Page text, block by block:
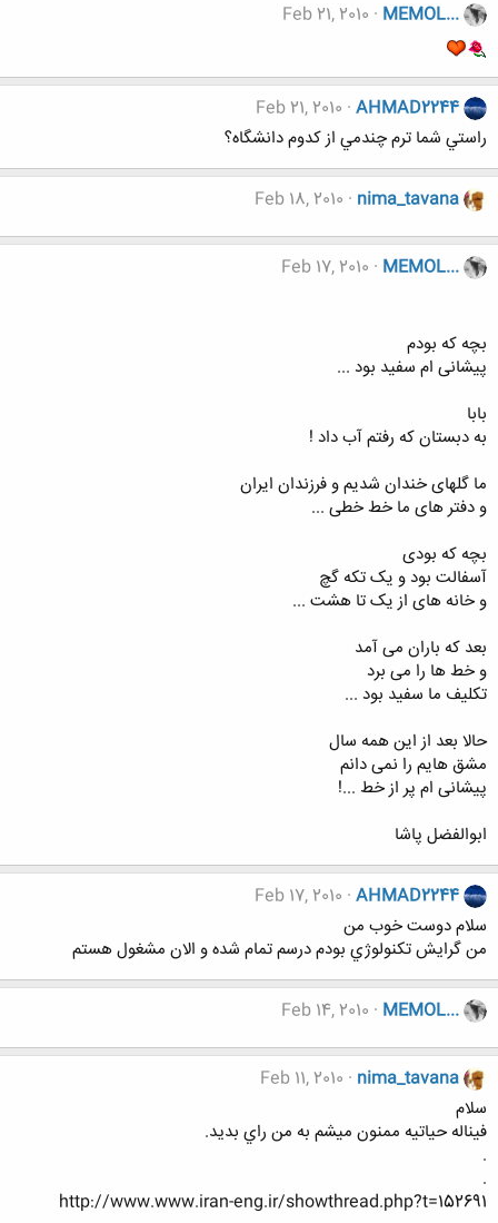
MEMOL...
Feb 21, 2010
AHMAD2244
Feb 21, 2010
راستي شما ترم چندمي از كدوم دانشگاه؟
nima_tavana
Feb 18, 2010
MEMOL...
Feb 17, 2010
بچه که بودم
پیشانی ام سفید بود ...
بابا
به دبستان که رفتم آب داد !
ما گلهای خندان شدیم و فرزندان ایران
و دفتر های ما خط خطی ...
بچه که بودی
آسفالت بود و یک تکه گچ
و خانه های از یک تا هشت ...
بعد که باران می آمد
و خط ها را می برد
تکلیف ما سفید بود ...
حالا بعد از این همه سال
مشق هایم را نمی دانم
پیشانی ام پر از خط ...!
ابوالفضل پاشا
AHMAD2244
Feb 17, 2010
سلام دوست خوب من
من گرايش تكنولوژي بودم درسم تمام شده و الان مشغول هستم
MEMOL...
Feb 14, 2010
nima_tavana
Feb 11, 2010
سلام
فيناله حياتيه ممنون ميشم به من راي بديد.
.
.
http://www.www.iran-eng.ir/showthread.php?t=152691